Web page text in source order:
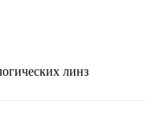
линз